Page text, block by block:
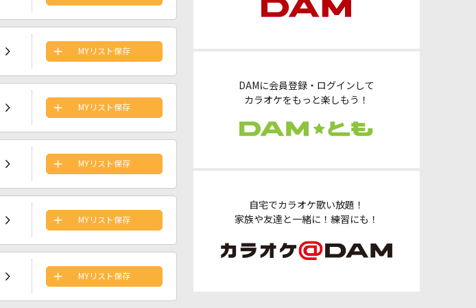
DAMに会員登録・ログインして
カラオケをもっと楽しもう！
自宅でカラオケ歌い放題！
家族や友達と一緒に！練習にも！
MYリスト保存
MYリスト保存
MYリスト保存
MYリスト保存
MYリスト保存